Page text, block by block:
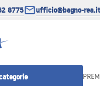
8775 ufficio@bagno-rea.it